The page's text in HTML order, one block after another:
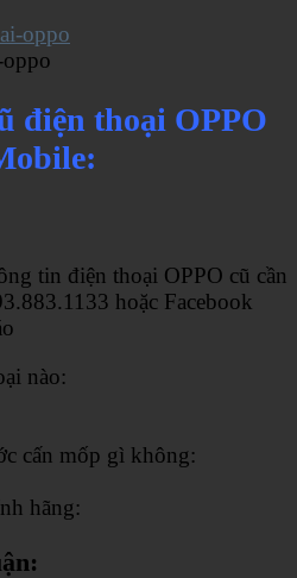
điện thoại OPPO
tin điện thoại OPPO cũ cần
hoặc Facebook
nào:
cấn mốp gì không:
hãng: